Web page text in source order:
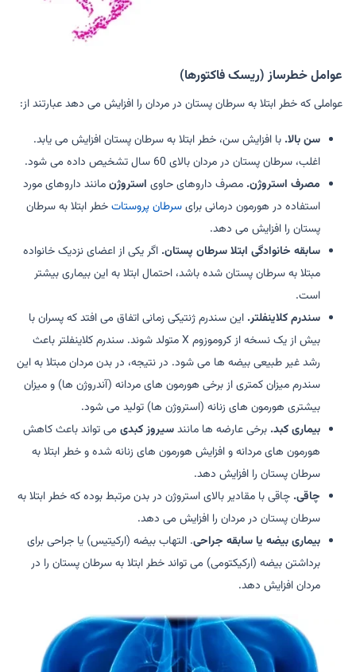
عوامل خطرساز (ریسک فاکتورها)
عواملی که خطر ابتلا به سرطان پستان در مردان را افزایش می دهد عبارتند از:
سن بالا. با افزایش سن، خطر ابتلا به سرطان پستان افزایش می یابد.
اغلب، سرطان پستان در مردان بالای 60 سال تشخیص داده می شود.
مصرف استروژن. مصرف داروهای حاوی استروژنمانند داروهای مورد
استفاده در هورمون درمانی برایسرطان پروستاتخطر ابتلا به سرطان
پستان را افزایش می دهد.
سابقه خانوادگی ابتلا سرطان پستان. اگر یکی از اعضای نزدیک خانواده
مبتلا به سرطان پستان شده باشد، احتمال ابتلا به این بیماری بیشتر
است.
سندرم کلاینفلتر. این سندرم ژنتیکی زمانی اتفاق می افتد که پسران با
بیش از یک نسخه از کروموزوم X متولد شوند. سندرم کلاینفلتر باعث
رشد غیر طبیعی بیضه ها می شود. در نتیجه، در بدن مردان مبتلا به این
سندرم میزان کمتری از برخی هورمون های مردانه (آندروژن ها) و میزان
بیشتری هورمون های زنانه (استروژن ها) تولید می شود.
بیماری کبد. برخی عارضه ها مانندسیروز کبدی می تواند باعث کاهش
هورمون های مردانه و افزایش هورمون های زنانه شده و خطر ابتلا به
سرطان پستان را افزایش دهد.
چاقی. چاقی با مقادیر بالای استروژن در بدن مرتبط بوده که خطر ابتلا به
سرطان پستان در مردان را افزایش می دهد.
بیماری بیضه یا سابقه جراحی. التهاب بیضه (ارکیتیس) یا جراحی برای
برداشتن بیضه (ارکیکتومی) می تواند خطر ابتلا به سرطان پستان را در
مردان افزایش دهد.